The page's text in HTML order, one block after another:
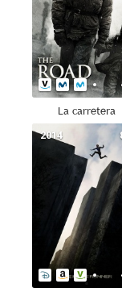
La carretera
2014